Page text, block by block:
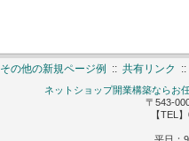
その他の新規ページ例 :: 共有リンク
ネットショップ開業構築ならお
〒543-
【TEL